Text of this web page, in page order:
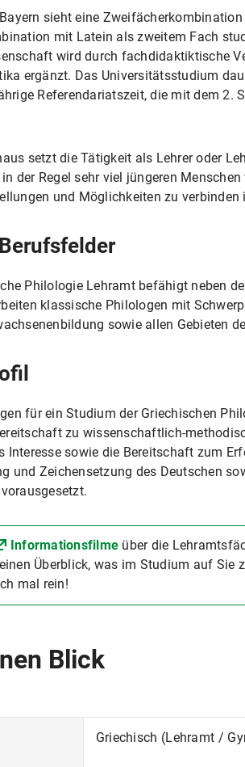
sieht eine
mit Latein als zweitem Fach
wird durch fachdidaktiktische
ergänzt. Das Universitätsstudium
Referendariatszeit, die mit dem
setzt die Tätigkeit als Lehrer oder
der Regel sehr viel jüngeren
und Möglichkeiten zu verbinden
Philologie Lehramt befähigt neben
klassische Philologen mit
sowie allen Gebieten
für ein Studium der Griechischen
zu wissenschaftlich-
Interesse sowie die Bereitschaft zum
und Zeichensetzung des Deutschen
Informationsfilme über die
Überblick, was im Studium auf
mal rein!
Blick
Griechisch (Lehramt /